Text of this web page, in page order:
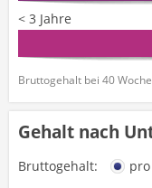
< 3 Jahre
Bruttogehalt bei 40
Gehalt nach
Bruttogehalt: